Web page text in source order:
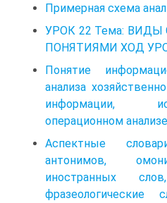
Примерная схема
УРОК 22 Тема:
ПОНЯТИЯМИ ХОД
Понятие
анализа
информации,
операционном
Аспектные
антонимов,
иностранных
фразеологические